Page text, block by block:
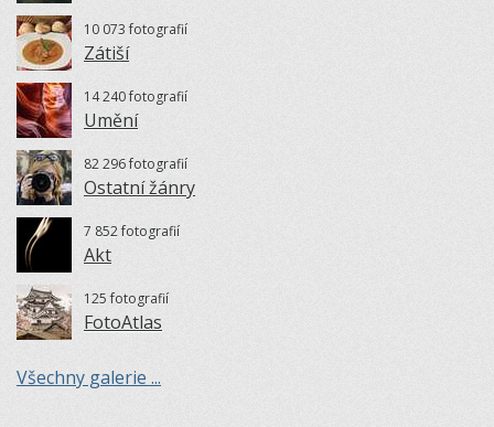
10 073 fotografií
Zátiší
14 240 fotografií
Umění
82 296 fotografií
Ostatní žánry
7 852 fotografií
Akt
125 fotografií
FotoAtlas
Všechny galerie ...